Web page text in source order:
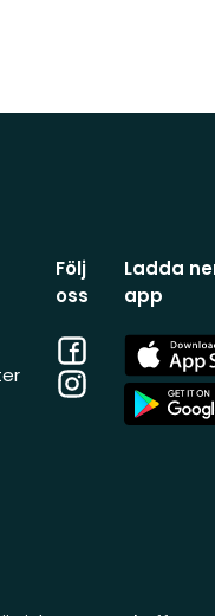
Följ
oss
Facebook
Instagram
Ladda
app
App
Store
App
Store